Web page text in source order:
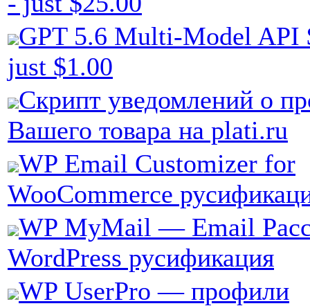
GPT 5.6 Multi-Model API
just $1.00
Скрипт уведомлений о
Вашего товара на plati.ru
WP Email Customizer for
WooCommerce
WP MyMail — Email
WordPress русификация
WP UserPro — профили